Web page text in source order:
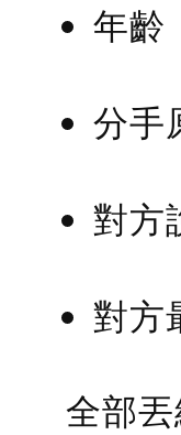
年齡
分手
對方
對方
全部丟